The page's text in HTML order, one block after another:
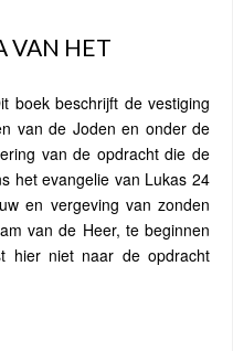
VAN HET
boek beschrijft de vestiging
van de Joden en onder de
van de opdracht die de
het evangelie van Lukas 24
en vergeving van zonden
van de Heer, te beginnen
hier niet naar de opdracht